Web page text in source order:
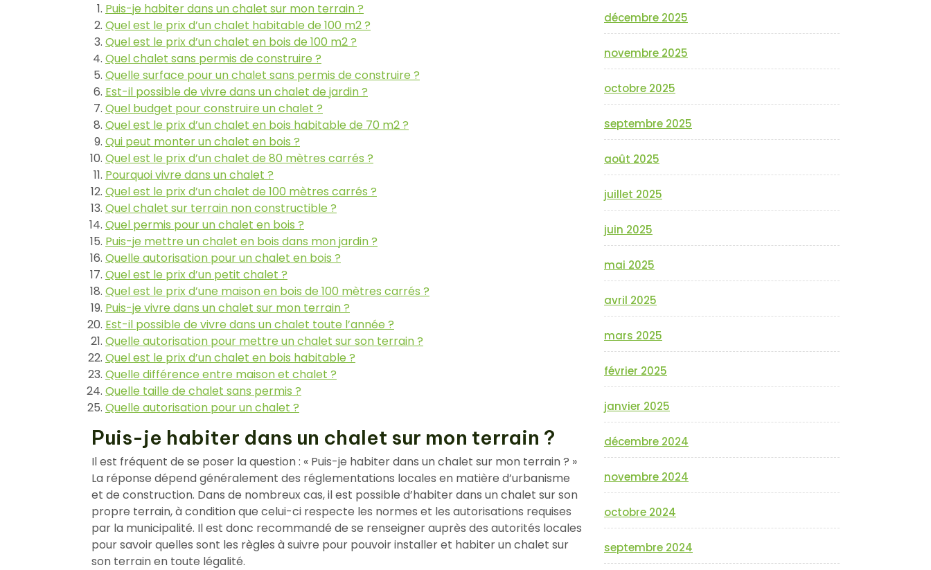
Puis-je habiter dans un chalet sur mon terrain ?
Quel est le prix d’un chalet habitable de 100 m2 ?
Quel est le prix d’un chalet en bois de 100 m2 ?
Quel chalet sans permis de construire ?
Quelle surface pour un chalet sans permis de construire ?
Est-il possible de vivre dans un chalet de jardin ?
Quel budget pour construire un chalet ?
Quel est le prix d’un chalet en bois habitable de 70 m2 ?
Qui peut monter un chalet en bois ?
Quel est le prix d’un chalet de 80 mètres carrés ?
Pourquoi vivre dans un chalet ?
Quel est le prix d’un chalet de 100 mètres carrés ?
Quel chalet sur terrain non constructible ?
Quel permis pour un chalet en bois ?
Puis-je mettre un chalet en bois dans mon jardin ?
Quelle autorisation pour un chalet en bois ?
Quel est le prix d’un petit chalet ?
Quel est le prix d’une maison en bois de 100 mètres carrés ?
Puis-je vivre dans un chalet sur mon terrain ?
Est-il possible de vivre dans un chalet toute l’année ?
Quelle autorisation pour mettre un chalet sur son terrain ?
Quel est le prix d’un chalet en bois habitable ?
Quelle différence entre maison et chalet ?
Quelle taille de chalet sans permis ?
Quelle autorisation pour un chalet ?
Puis-je habiter dans un chalet sur mon terrain ?
Il est fréquent de se poser la question : « Puis-je habiter dans un chalet sur mon terrain ? »
La réponse dépend généralement des réglementations locales en matière d’urbanisme
et de construction. Dans de nombreux cas, il est possible d’habiter dans un chalet sur son
propre terrain, à condition que celui-ci respecte les normes et les autorisations requises
par la municipalité. Il est donc recommandé de se renseigner auprès des autorités locales
pour savoir quelles sont les règles à suivre pour pouvoir installer et habiter un chalet sur
son terrain en toute légalité.
décembre 2025
novembre 2025
octobre 2025
septembre 2025
août 2025
juillet 2025
juin 2025
mai 2025
avril 2025
mars 2025
février 2025
janvier 2025
décembre 2024
novembre 2024
octobre 2024
septembre 2024